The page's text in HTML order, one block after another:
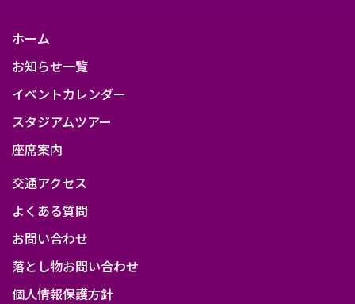
ホーム
お知らせ一覧
イベントカレンダー
スタジアムツアー
座席案内
交通アクセス
よくある質問
お問い合わせ
落とし物お問い合わせ
個人情報保護方針